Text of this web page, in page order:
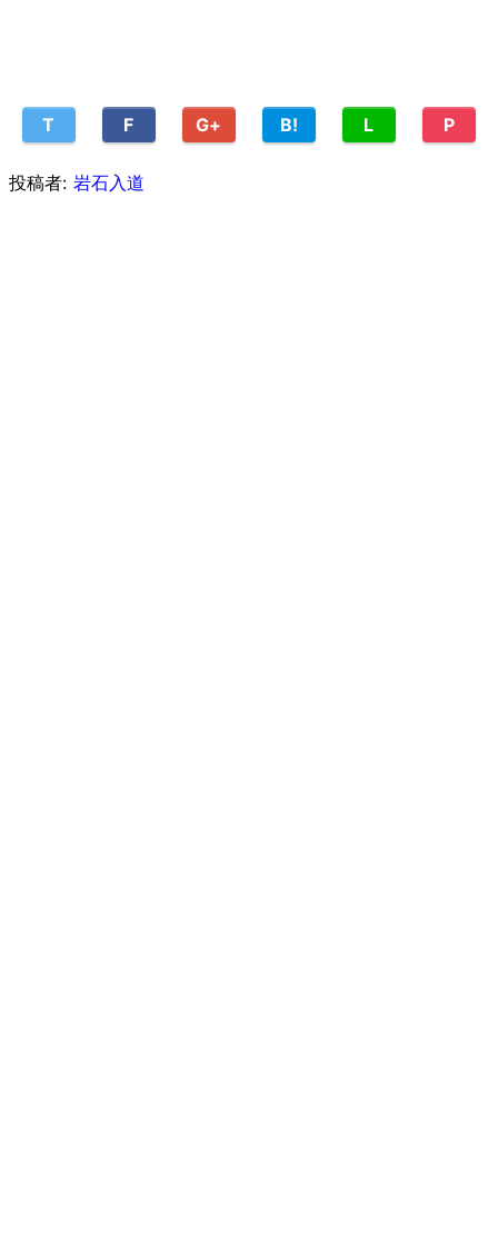
T F G+ B! L P
投稿者: 岩石入道